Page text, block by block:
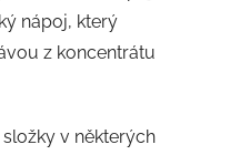
nápoj, který
z koncentrátu
v některých